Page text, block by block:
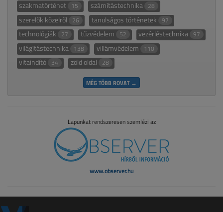
szakmatörténet 15 számítástechnika 28
szerelők közelről 26 tanulságos történetek 97
technológiák 27 tűzvédelem 52 vezérléstechnika 97
világítástechnika 138 villámvédelem 110
vitaindító 34 zöld oldal 28
MÉG TÖBB ROVAT →
Lapunkat rendszeresen szemlézi az
www.observer.hu